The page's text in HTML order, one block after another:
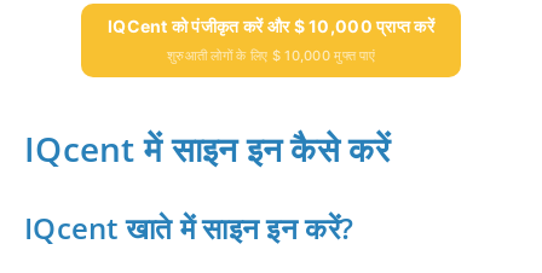
IQCent को पंजीकृत करें और $ 10,000 प्राप्त करें
शुरुआती लोगों के लिए $ 10,000 मुफ्त पाएं
IQcent में साइन इन कैसे करें
IQcent खाते में साइन इन करें?